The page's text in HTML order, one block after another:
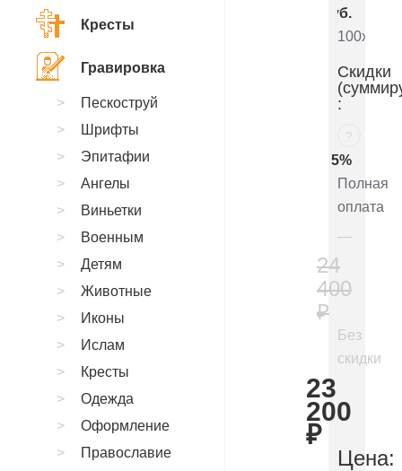
руб.
100x50x8
Скидки
:
?
5%
Полная
оплата
24
400
₽
Без
скидки
23
200
₽
Цена:
Кресты
Гравировка
Пескоструй
Шрифты
Эпитафии
Ангелы
Виньетки
Военным
Детям
Животные
Иконы
Ислам
Кресты
Одежда
Оформление
Православие